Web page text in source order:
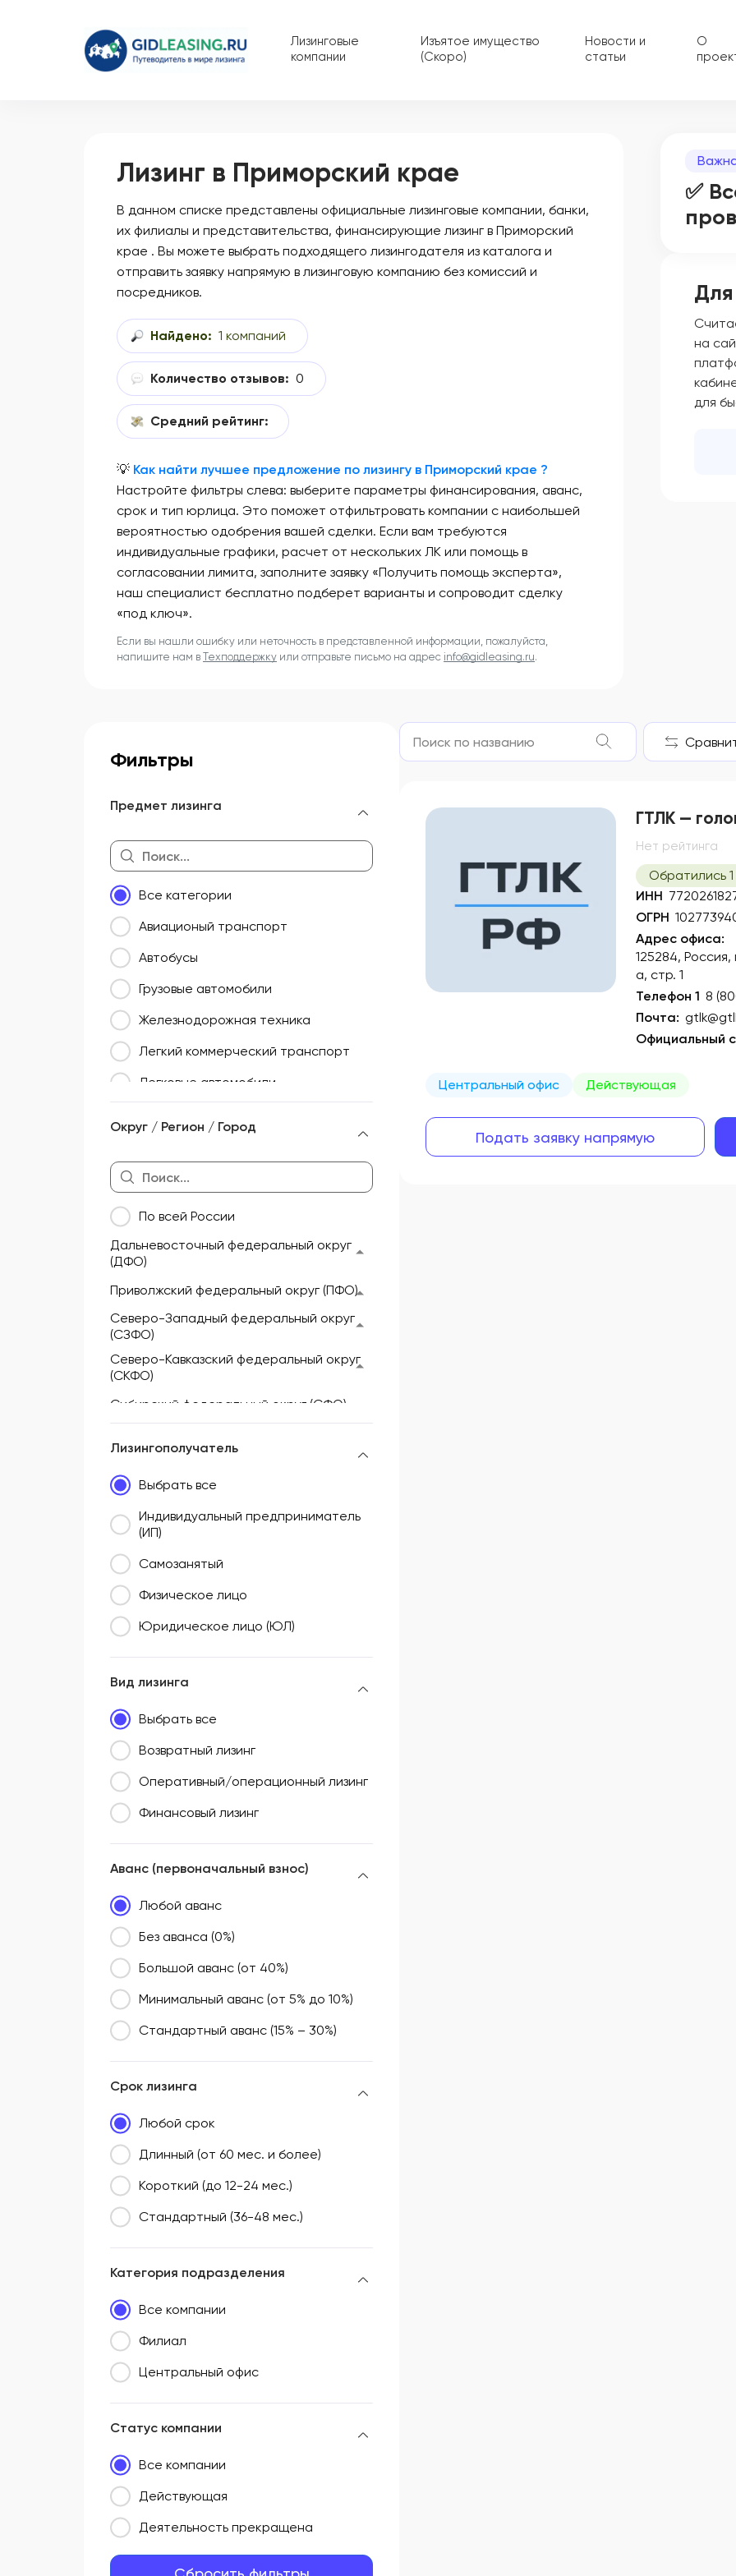
Лизинговые
компании
Изъятое имущество
(Скоро)
Новости и
статьи
О
Лизинг в Приморский крае
В данном списке представлены официальные лизинговые компании, банки,
их филиалы и представительства, финансирующие лизинг в Приморский
крае . Вы можете выбрать подходящего лизингодателя из каталога и
отправить заявку напрямую в лизинговую компанию без комиссий и
посредников.
Найдено: 1 компаний
Количество отзывов: 0
Средний рейтинг:
💡 Как найти лучшее предложение по лизингу в Приморский крае ?
Настройте фильтры слева: выберите параметры финансирования, аванс,
срок и тип юрлица. Это поможет отфильтровать компании с наибольшей
вероятностью одобрения вашей сделки. Если вам требуются
индивидуальные графики, расчет от нескольких ЛК или помощь в
согласовании лимита, заполните заявку «Получить помощь эксперта»,
наш специалист бесплатно подберет варианты и сопроводит сделку
«под ключ».
Если вы нашли ошибку или неточность в представленной информации, пожалуйста,
напишите нам в Техподдержку или отправьте письмо на адрес info@gidleasing.ru.
✅
на
для
Фильтры
Предмет лизинга
Все категории
Авиационый транспорт
Автобусы
Грузовые автомобили
Железнодорожная техника
Легкий коммерческий транспорт
Легковые автомобили
активного отдыха
Недвижимость
Оборудование
Прицепы и полуприцепы
Сельскохозяйственная техника
Складская техника
Округ / Регион / Город
По всей России
Дальневосточный федеральный округ
(ДФО)
Приволжский федеральный округ (ПФО)
Северо-Западный федеральный округ
(СЗФО)
Северо-Кавказский федеральный округ
(СКФО)
Сибирский федеральный округ (СФО)
Южный федеральный округ (ЮФО)
Лизингополучатель
Выбрать все
Индивидуальный предприниматель
(ИП)
Самозанятый
Физическое лицо
Юридическое лицо (ЮЛ)
Вид лизинга
Выбрать все
Возвратный лизинг
Оперативный/операционный лизинг
Финансовый лизинг
Аванс (первоначальный взнос)
Любой аванс
Без аванса (0%)
Большой аванс (от 40%)
Минимальный аванс (от 5% до 10%)
Стандартный аванс (15% – 30%)
Срок лизинга
Любой срок
Длинный (от 60 мес. и более)
Короткий (до 12-24 мес.)
Стандартный (36-48 мес.)
Категория подразделения
Все компании
Филиал
Центральный офис
Статус компании
Все компании
Действующая
Деятельность прекращена
ГТЛК —
Нет рейтинга
Обратились
ИНН
ОГРН
Адрес офиса:
125284,
а, стр. 1
Телефон 1 8
Почта:
Официальный
Центральный офис Действующая
Подать заявку напрямую